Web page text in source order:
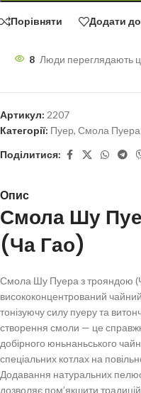
Порівняти Додати
8 Люди переглядають
Артикул: 2207
Категорії: Пуер, Смола Пуера
Поділитися:
Опис
Смола Шу
(Ча Гао)
Смола Шу Пуера з трояндою
висококонцентрований
тонізуючу силу пуеру та
створення смоли — це
добірного юньнаньського
спеціальних котлах на
Додавання натуральних
дозволяє пом’якшити